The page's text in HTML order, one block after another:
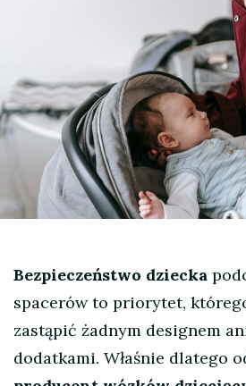
Bezpieczeństwo dziecka
spacerów to priorytet,
zastąpić żadnym designem
dodatkami. Właśnie dlatego